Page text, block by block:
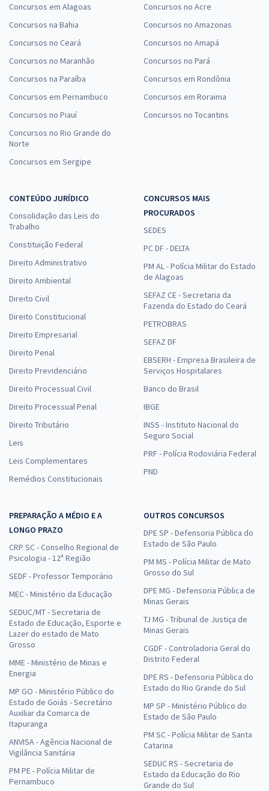
Concursos em Alagoas
Concursos na Bahia
Concursos no Ceará
Concursos no Maranhão
Concursos na Paraíba
Concursos em Pernambuco
Concursos no Piauí
Concursos no Rio Grande do
Norte
Concursos em Sergipe
Concursos no Acre
Concursos no Amazonas
Concursos no Amapá
Concursos no Pará
Concursos em Rondônia
Concursos em Roraima
Concursos no Tocantins
CONTEÚDO JURÍDICO
Consolidação das Leis do
Trabalho
Constituição Federal
Direito Administrativo
Direito Ambiental
Direito Civil
Direito Constitucional
Direito Empresarial
Direito Penal
Direito Previdenciário
Direito Processual Civil
Direito Processual Penal
Direito Tributário
Leis
Leis Complementares
Remédios Constitucionais
CONCURSOS MAIS
PROCURADOS
SEDES
PC DF - DELTA
PM AL - Polícia Militar do Estado
de Alagoas
SEFAZ CE - Secretaria da
Fazenda do Estado do Ceará
PETROBRAS
SEFAZ DF
EBSERH - Empresa Brasileira de
Serviços Hospitalares
Banco do Brasil
IBGE
INSS - Instituto Nacional do
Seguro Social
PRF - Polícia Rodoviária Federal
PND
PREPARAÇÃO A MÉDIO E A
LONGO PRAZO
CRP SC - Conselho Regional de
Psicologia - 12ª Região
SEDF - Professor Temporário
MEC - Ministério da Educação
SEDUC/MT - Secretaria de
Estado de Educação, Esporte e
Lazer do estado de Mato
Grosso
MME - Ministério de Minas e
Energia
MP GO - Ministério Público do
Estado de Goiás - Secretário
Auxiliar da Comarca de
Itapuranga
ANVISA - Agência Nacional de
Vigilância Sanitária
PM PE - Polícia Militar de
Pernambuco
OUTROS CONCURSOS
DPE SP - Defensoria Pública do
Estado de São Paulo
PM MS - Polícia Militar de Mato
Grosso do Sul
DPE MG - Defensoria Pública de
Minas Gerais
TJ MG - Tribunal de Justiça de
Minas Gerais
CGDF - Controladoria Geral do
Distrito Federal
DPE RS - Defensoria Pública do
Estado do Rio Grande do Sul
MP SP - Ministério Público do
Estado de São Paulo
PM SC - Polícia Militar de Santa
Catarina
SEDUC RS - Secretaria de
Estado da Educação do Rio
Grande do Sul